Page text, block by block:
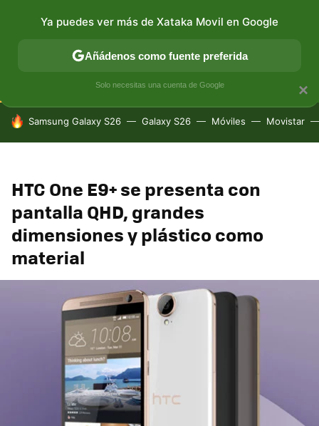
CONECTIVIDAD MÓVIL Y SOCIEDAD APLICACIONES
HOY SE HABLA DE
Samsung Galaxy S26 Galaxy S26 Móviles Movistar
HTC One E9+ se presenta con
pantalla QHD, grandes
dimensiones y plástico como
material
×
Ya puedes ver más de Xataka Movil en Google
Añádenos como fuente preferida
Solo necesitas una cuenta de Google